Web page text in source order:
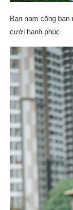
Bạn nam cõng
cười hạnh phúc